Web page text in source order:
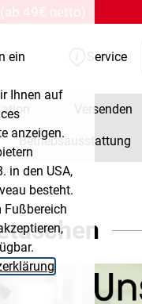
ein
Ihnen auf
anzeigen.
in den USA,
besteht.
Fußbereich
(ab 49€ netto)
Service
Versenden
Betriebsausstattung